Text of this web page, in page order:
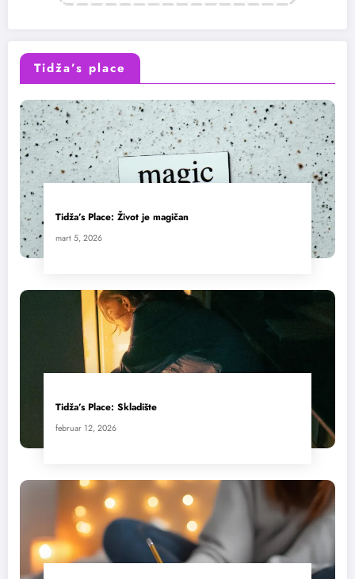
Tidža’s place
Tidža’s Place: Život je magičan
mart 5, 2026
Tidža’s Place: Skladište
februar 12, 2026